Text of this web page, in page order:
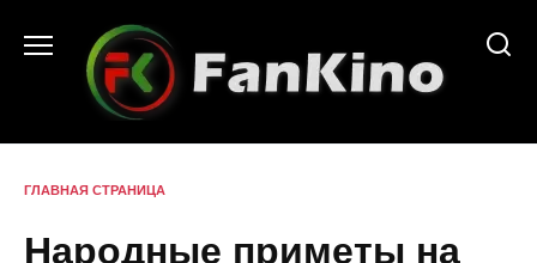
содержанию
ГЛАВНАЯ СТРАНИЦА
Народные приметы на